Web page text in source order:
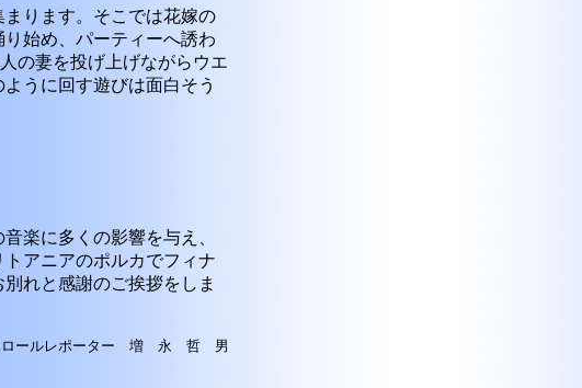
ります。そこでは花嫁の
始め、パーティーへ誘わ
の妻を投げ上げながらウエ
うに回す遊びは面白そう
楽に多くの影響を与え、
アニアのポルカでフィナ
れと感謝のご挨拶をしま
ロールレポーター 増 永 哲 男